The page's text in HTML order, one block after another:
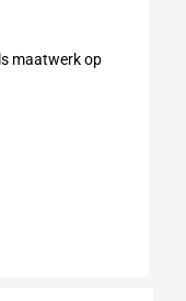
maatwerk op